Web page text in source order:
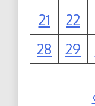
21
22
28
29